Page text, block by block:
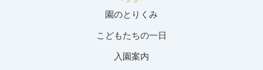
園のとりくみ
こどもたちの一日
入園案内